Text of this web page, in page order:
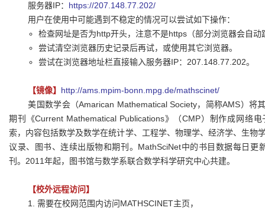
服务器IP： https://207.148.77.202/
用户在使用中可能遇到不稳定的情况可以尝试如下操作：
检查网址是否为http开头，注意不是https（部分浏览器会自动
尝试清空浏览器历史记录后再试，或使用其它浏览器。
尝试在浏览器地址栏直接输入服务器IP：207.148.77.202。
【镜像】 http://ams.mpim-bonn.mpg.de/mathscinet/
美国数学会（Amarican Mathematical Society，简称AMS）将
期刊《Current Mathematical Publications》（CMP）制作成网络
索，内容包括数学及数学在统计学、工程学、物理学、经济学、生
议录、图书、连续出版物和期刊。MathSciNet中的书目数据每日
刊。2011年起，图书馆与数学系联合数学科学研究中心共建。
【校外远程访问】
1. 需要在校网范围内访问MATHSCINET主页，